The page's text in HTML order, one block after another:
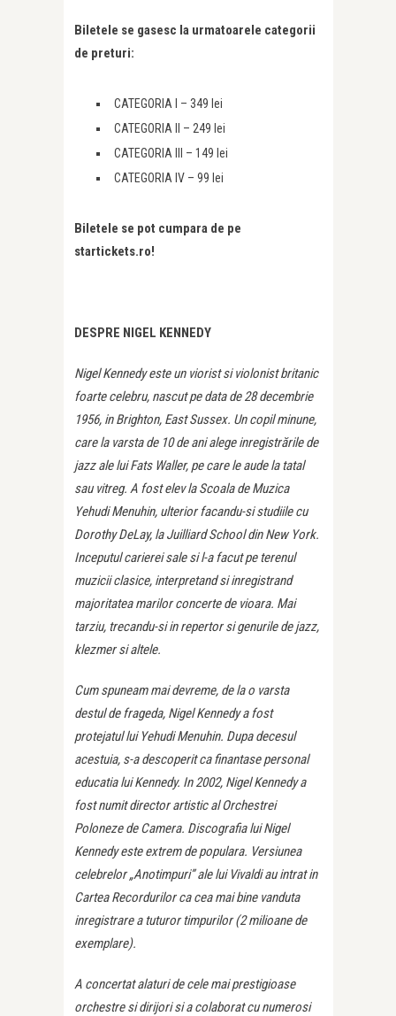
Biletele se gasesc la urmatoarele categorii
de preturi:
CATEGORIA I – 349 lei
CATEGORIA II – 249 lei
CATEGORIA III – 149 lei
CATEGORIA IV – 99 lei
Biletele se pot cumpara de pe
startickets.ro!
DESPRE NIGEL KENNEDY
Nigel Kennedy este un viorist si violonist britanic
foarte celebru, nascut pe data de 28 decembrie
1956, in Brighton, East Sussex. Un copil minune,
care la varsta de 10 de ani alege inregistrările de
jazz ale lui Fats Waller, pe care le aude la tatal
sau vitreg. A fost elev la Scoala de Muzica
Yehudi Menuhin, ulterior facandu-si studiile cu
Dorothy DeLay, la Juilliard School din New York.
Inceputul carierei sale si l-a facut pe terenul
muzicii clasice, interpretand si inregistrand
majoritatea marilor concerte de vioara. Mai
tarziu, trecandu-si in repertor si genurile de jazz,
klezmer si altele.
Cum spuneam mai devreme, de la o varsta
destul de frageda, Nigel Kennedy a fost
protejatul lui Yehudi Menuhin. Dupa decesul
acestuia, s-a descoperit ca finantase personal
educatia lui Kennedy. In 2002, Nigel Kennedy a
fost numit director artistic al Orchestrei
Poloneze de Camera. Discografia lui Nigel
Kennedy este extrem de populara. Versiunea
celebrelor „Anotimpuri” ale lui Vivaldi au intrat in
Cartea Recordurilor ca cea mai bine vanduta
inregistrare a tuturor timpurilor (2 milioane de
exemplare).
A concertat alaturi de cele mai prestigioase
orchestre si dirijori si a colaborat cu numerosi